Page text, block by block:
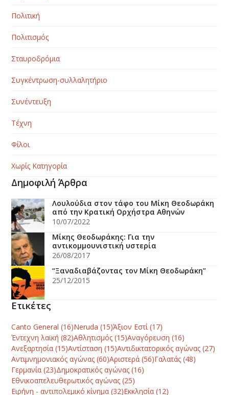
Πολιτική
Πολιτισμός
Σταυροδρόμια
Συγκέντρωση-συλλαλητήριο
Συνέντευξη
Τέχνη
Φίλοι
Χωρίς Κατηγορία
Δημοφιλή Άρθρα
Λουλούδια στον τάφο του Μίκη Θεοδωράκη
από την Κρατική Ορχήστρα Αθηνών
10/07/2022
Μίκης Θεοδωράκης: Για την
αντικομμουνιστική υστερία
26/08/2017
“Ξαναδιαβάζοντας τον Μίκη Θεοδωράκη”
25/12/2015
Ετικέτες
Canto General (16)Neruda (15)Άξιον Εστί(17)
Έντεχνη λαϊκή (82)Αθλητισμός (15)Αναγόρευση (16)
Ανεξαρτησία (15)Αντίσταση (15)Αντιδικτατορικός αγώνας (27)
Αντιμνημονιακός αγώνας (60)Αριστερά (56)Γαλατάς (48)
Γερμανία (23)Δημοκρατικός αγώνας (16)
Εθνικοαπελευθερωτικός αγώνας (25)
Ειρήνη - αντιπολεμικό κίνημα (32)Εκκλησία (12)